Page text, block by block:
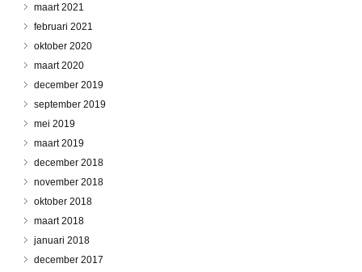
maart 2021
februari 2021
oktober 2020
maart 2020
december 2019
september 2019
mei 2019
maart 2019
december 2018
november 2018
oktober 2018
maart 2018
januari 2018
december 2017